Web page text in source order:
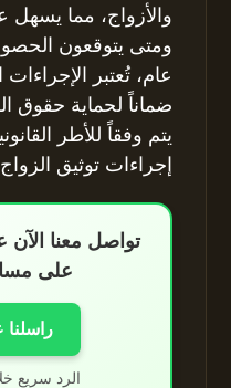
والأزواج، مما يسهل
ومتى يتوقعون
عام، تُعتبر الإجراءات
ضماناً لحماية حقوق
يتم وفقاً للأطر
إجراءات توثيق
تواصل معنا
على
الرد سريع